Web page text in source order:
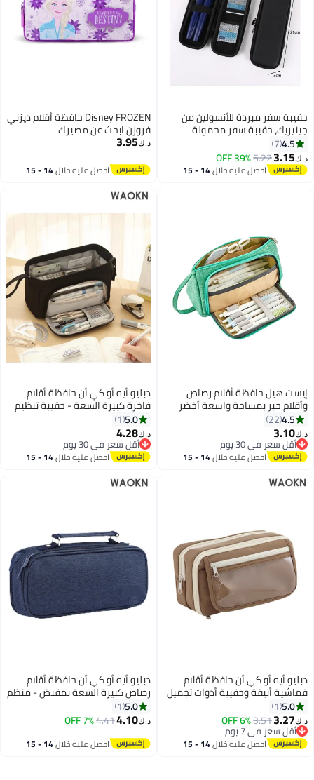
حقيبة سفر مبردة للأنسولين من
جينيريك، حقيبة سفر محمولة
للأنسولين، منظم معزول لأقلام
الأنسولين (أسود)
4.5
7
د.ك‏3.15
5.22
39% OFF
احصل عليه خلال 14 - 15
Disney FROZEN حافظة أقلام ديزني
فروزن ابحث عن مصيرك
د.ك‏3.95
احصل عليه خلال 14 - 15
إيست هيل حافظة أقلام رصاص
وأقلام حبر بمساحة واسعة أخضر
4.5
22
د.ك‏3.10
أقل سعر في 30 يوم
أقل سعر في 30 يوماحصل عليه خلال 14 - 15
دبليو أيه أو كي أن حافظة أقلام
فاخرة كبيرة السعة - حقيبة تنظيم
أقلام متعددة الجيوب وواسعة
للغاية للمدرسة والجامعة والمكتب
والسفر - حامل أنيق ومتين بسحاب
للأقلام وأقلام التحديد ومستحضرات
للطلاب والمراهقين والأولاد والبنات
5.0
1
د.ك‏4.28
أقل سعر في 30 يوم
أقل سعر في 30 يوماحصل عليه خلال 14 - 15
دبليو أيه أو كي أن حافظة أقلام
قماشية أنيقة وحقيبة أدوات تجميل
بسحاب إغلاق - حقيبة متينة متعددة
الاستخدامات للمراهقين والأطفال
والنساء والرجال، منظم لوازم
مدرسية، حقيبة أدوات سفر أساسية،
حقيبة مكياج، حامل أقلام قماشي
5.0
1
د.ك‏3.27
3.51
6% OFF
أقل سعر في 7 يوم
أقل سعر في 7 يوماحصل عليه خلال 14 - 15
دبليو أيه أو كي أن حافظة أقلام
رصاص كبيرة السعة بمقبض - منظم
تخزين كبير للمدرسة والمكتب بثلاثة
أقسام، تتسع لـ 1000 قلم رصاص
ولوازم فنية - حقيبة أقلام رصاص
زرقاء داكنة متينة بسحاب للطلاب
والمعلمين والمحترفين
5.0
1
د.ك‏4.10
4.41
7% OFF
احصل عليه خلال 14 - 15